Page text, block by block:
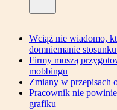
Wciąż nie wiadomo,
domniemanie
Firmy muszą
mobbingu
Zmiany w przepisach
Pracownik nie
grafiku